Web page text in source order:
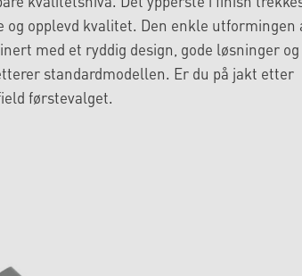
opplevd kvalitet. Den enkle utformingen
med et ryddig design, gode løsninger og
standardmodellen. Er du på jakt etter
førstevalget.